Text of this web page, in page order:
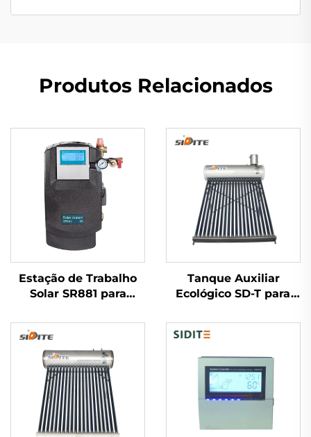
Produtos Relacionados
Estação de Trabalho
Solar SR881 para
Pressurizado
Tanque Auxiliar
Ecológico SD-T para
Água, 55mm Alta
Pressão Poliuretano
Tanque Interno
SUS304-2B para Uso
Externo em Hotéis